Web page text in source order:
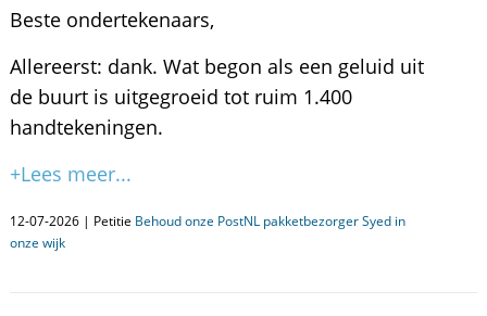
Beste ondertekenaars,
Allereerst: dank. Wat begon als een geluid uit
de buurt is uitgegroeid tot ruim 1.400
handtekeningen.
+Lees meer...
12-07-2026 | Petitie Behoud onze PostNL pakketbezorger Syed in
onze wijk